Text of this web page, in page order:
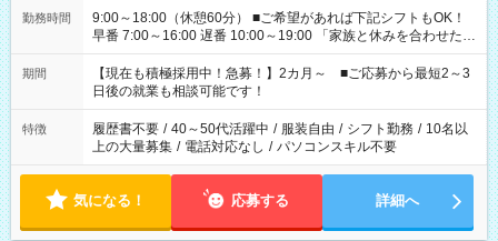
勤務時間
9:00～18:00（休憩60分） ■ご希望があれば下記シフトもOK！
早番 7:00～16:00 遅番 10:00～19:00 「家族と休みを合わせた
い」 「余裕を持って夕飯の準備がしたい」 「できれば残業はし
たくない」 など、ご希望を教えてくださいね。 ※Wワーク希望
の方へ 今ご覧のお仕事で希望する勤務時間と、もう1つのお仕事
の勤務時間。 合計で週40時間を超える場合は応募できません。
期間
【現在も積極採用中！急募！】2カ月～ ■ご応募から最短2～3
日後の就業も相談可能です！
特徴 履歴書不要 / 40～50代活躍中 / 服装自由 / シフト勤務 / 10名以
上の大量募集 / 電話対応なし / パソコンスキル不要
気になる！ 応募する 詳細へ